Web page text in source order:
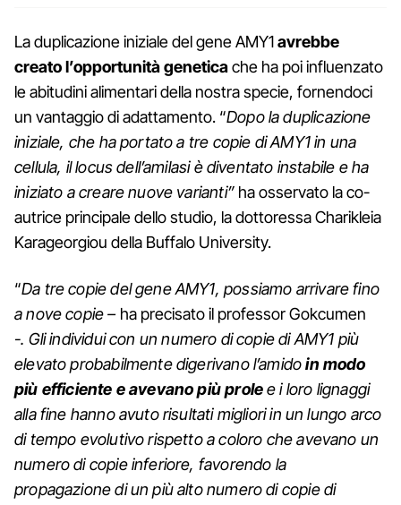
La duplicazione iniziale del gene AMY1avrebbe
creato l’opportunità geneticache ha poi influenzato
le abitudini alimentari della nostra specie, fornendoci
un vantaggio di adattamento. “Dopo la duplicazione
iniziale, che ha portato a tre copie di AMY1 in una
cellula, il locus dell’amilasi è diventato instabile e ha
iniziato a creare nuove varianti”ha osservato la co-
autrice principale dello studio, la dottoressa Charikleia
Karageorgiou della Buffalo University.
“Da tre copie del gene AMY1, possiamo arrivare fino
a nove copie – ha precisato il professor Gokcumen
-. Gli individui con un numero di copie di AMY1 più
elevato probabilmente digerivano l’amidoin modo
più efficiente e avevano più prolee i loro lignaggi
alla fine hanno avuto risultati migliori in un lungo arco
di tempo evolutivo rispetto a coloro che avevano un
numero di copie inferiore, favorendo la
propagazione di un più alto numero di copie di